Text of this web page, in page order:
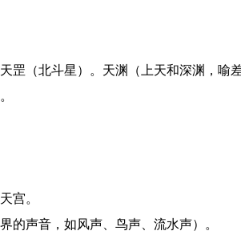
天罡（北斗星）。天渊（上天和深渊，
宫。
界的声音，如风声、鸟声、流水声）。